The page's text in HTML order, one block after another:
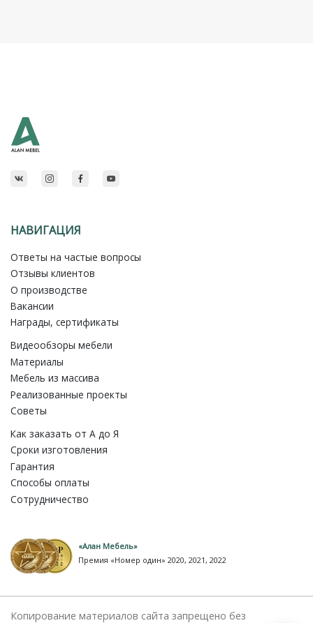
НАВИГАЦИЯ
Ответы на частые вопросы
Отзывы клиентов
О производстве
Вакансии
Награды, сертификаты
Видеообзоры мебели
Материалы
Мебель из массива
Реализованные проекты
Советы
Как заказать от A до Я
Сроки изготовления
Гарантия
Способы оплаты
Сотрудничество
«Алан Мебель»
Премия «Номер один» 2020, 2021, 2022
Копирование материалов сайта запрещено без